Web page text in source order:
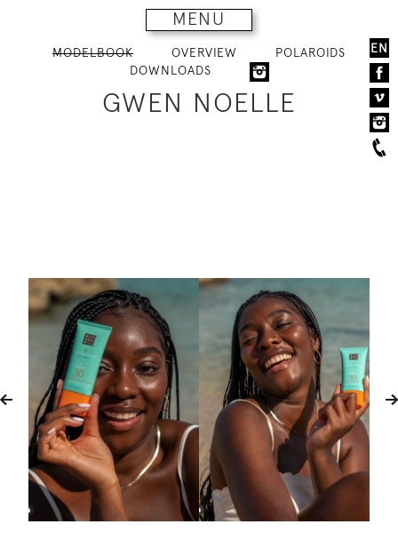
MENU
EN
MODELBOOK OVERVIEW
POLAROIDS
DOWNLOADS
GWEN NOELLE